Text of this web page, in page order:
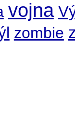
vojna
zombie